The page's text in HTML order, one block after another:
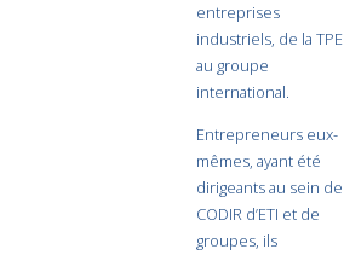
entreprises
industriels, de la TPE
au groupe
international.
Entrepreneurs eux-
mêmes, ayant été
dirigeants au sein de
CODIR d’ETI et de
groupes, ils